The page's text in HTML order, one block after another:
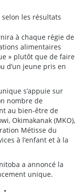
les résultats
à chaque régie de
alimentaires
» plutôt que de faire
d’un jeune pris en
s’appuie sur
nombre de
au bien-être de
Okimakanak (MKO),
Métisse du
à l’enfant et à la
a annoncé la
unique.